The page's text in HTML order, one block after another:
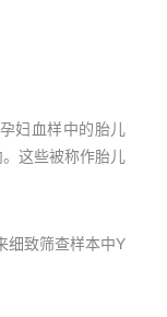
妇血样中的胎儿
这些被称作胎儿
致筛查样本中Y